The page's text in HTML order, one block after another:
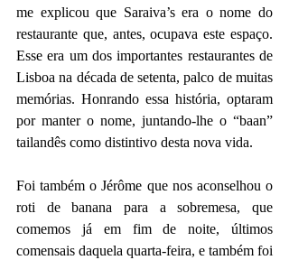
me explicou que Saraiva’s era o nome do
restaurante que, antes, ocupava este espaço.
Esse era um dos importantes restaurantes de
Lisboa na década de setenta, palco de muitas
memórias. Honrando essa história, optaram
por manter o nome, juntando-lhe o “baan”
tailandês como distintivo desta nova vida.
Foi também o Jérôme que nos aconselhou o
roti de banana para a sobremesa, que
comemos já em fim de noite, últimos
comensais daquela quarta-feira, e também foi